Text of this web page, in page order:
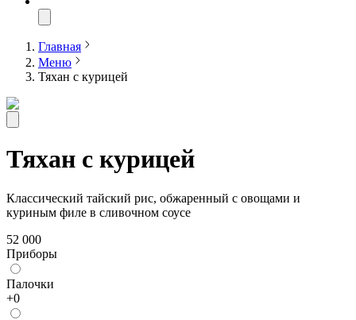
Главная
Меню
Тяхан с курицей
Тяхан с курицей
Классический тайский рис, обжаренный с овощами и
куриным филе в сливочном соусе
52 000
Приборы
Палочки
+0